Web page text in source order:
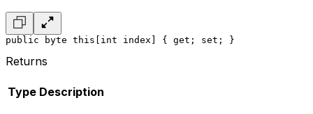
public byte this[int index] { get; set; }
Returns
Type Description